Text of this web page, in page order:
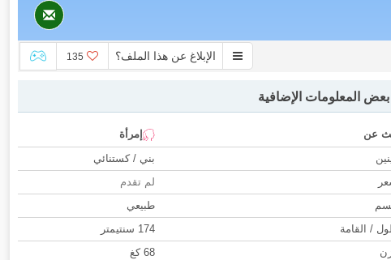
الإبلاغ عن هذا الملف؟ 135
بعض المعلومات الإضافية
عن
إمرأة
بني / كستنائي
لم تقدم
طبيعي
/ القامة
174 سنتيمتر
68 كغ